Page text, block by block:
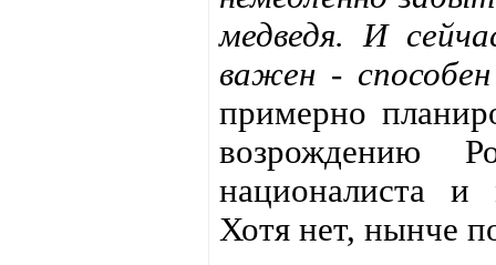
медведя. И
важен -
примерно
возрождению
националиста и
Хотя нет, нынче